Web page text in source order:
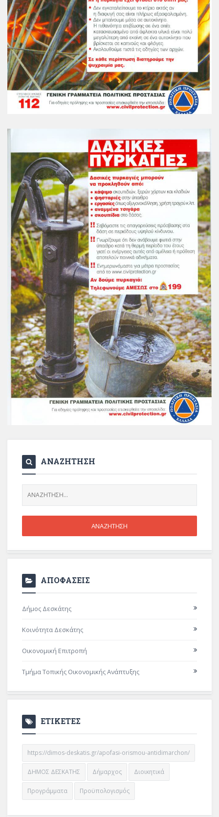
ΑΝΑΖΗΤΗΣΗ
ΑΠΟΦΑΣΕΙΣ
Δήμος Δεσκάτης
Κοινότητα Δεσκάτης
Οικονομική Επιτροπή
Τμήμα Τοπικής Οικονομικής Ανάπτυξης
ΕΤΙΚΕΤΕΣ
https://dimos-deskatis.gr/apofasi-orismou-antidimarchon/
ΔΗΜΟΣ ΔΕΣΚΑΤΗΣ Δήμαρχος Διοικητικά
Προγράμματα Προϋπολογισμός